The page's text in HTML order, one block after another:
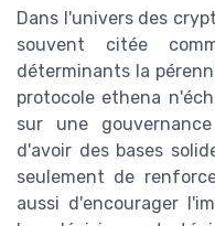
Dans l'univers des
souvent citée
déterminants la
protocole ethena
sur une
d'avoir des bases
seulement de
aussi d'encourager